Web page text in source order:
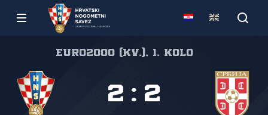
Euro2000 (kv.), 1. kolo
2 : 2